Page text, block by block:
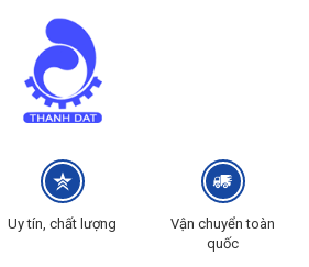
Uy tín, chất lượng
Vận chuyển toàn
quốc